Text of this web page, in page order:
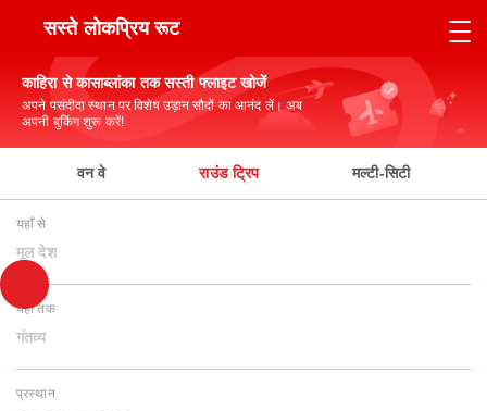
सस्ते लोकप्रिय रूट
काहिरा से कासाब्लांका तक सस्ती फ्लाइट खोजें
अपने पसंदीदा स्थान पर विशेष उड़ान सौदों का आनंद लें। अब
अपनी बुकिंग शुरू करें!
वन वे राउंड ट्रिप मल्टी-सिटी
यहाँ से
मूल देश
यहाँ तक
गंतव्य
प्रस्थान